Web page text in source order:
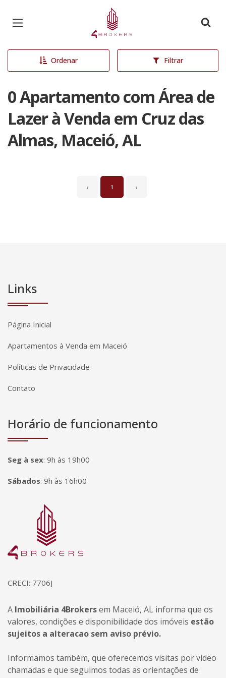
Página inicial
Ordenar Filtrar
0 Apartamento com Área de
Lazer à Venda em Cruz das
Almas, Maceió, AL
‹ 1 ›
Links
Página Inicial
Apartamentos à Venda em Maceió
Políticas de Privacidade
Contato
Horário de funcionamento
Seg à sex: 9h às 19h00
Sábados: 9h às 16h00
Página inicial
CRECI: 7706J
A Imobiliária 4Brokersem Maceió, AL informa que os
valores, condições e disponibilidade dos imóveis estão
sujeitos a alteracao sem aviso prévio.
Informamos também, que oferecemos visitas por vídeo
chamadas e que seguimos todas as orientações de